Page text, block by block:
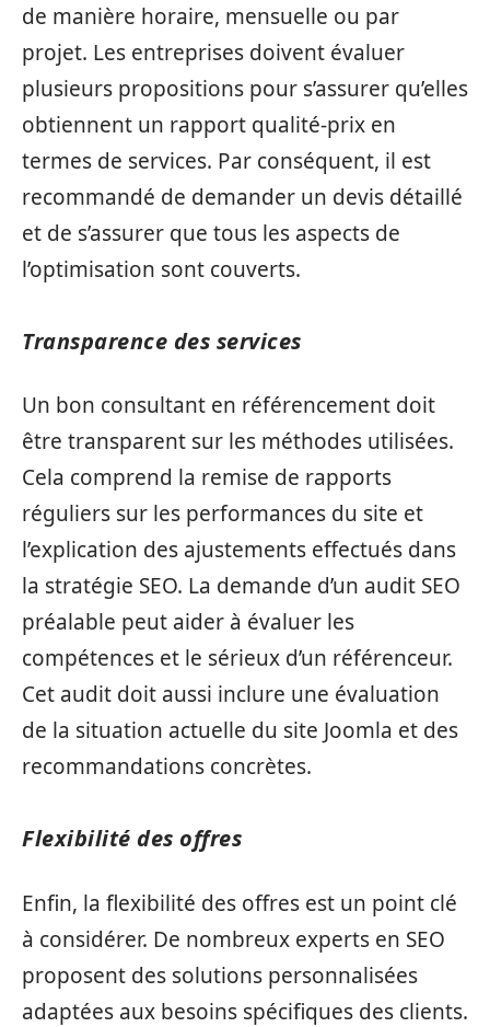
de manière horaire, mensuelle ou par
projet. Les entreprises doivent évaluer
plusieurs propositions pour s’assurer qu’elles
obtiennent un rapport qualité-prix en
termes de services. Par conséquent, il est
recommandé de demander un devis détaillé
et de s’assurer que tous les aspects de
l’optimisation sont couverts.
Transparence des services
Un bon consultant en référencement doit
être transparent sur les méthodes utilisées.
Cela comprend la remise de rapports
réguliers sur les performances du site et
l’explication des ajustements effectués dans
la stratégie SEO. La demande d’un audit SEO
préalable peut aider à évaluer les
compétences et le sérieux d’un référenceur.
Cet audit doit aussi inclure une évaluation
de la situation actuelle du site Joomla et des
recommandations concrètes.
Flexibilité des offres
Enfin, la flexibilité des offres est un point clé
à considérer. De nombreux experts en SEO
proposent des solutions personnalisées
adaptées aux besoins spécifiques des clients.